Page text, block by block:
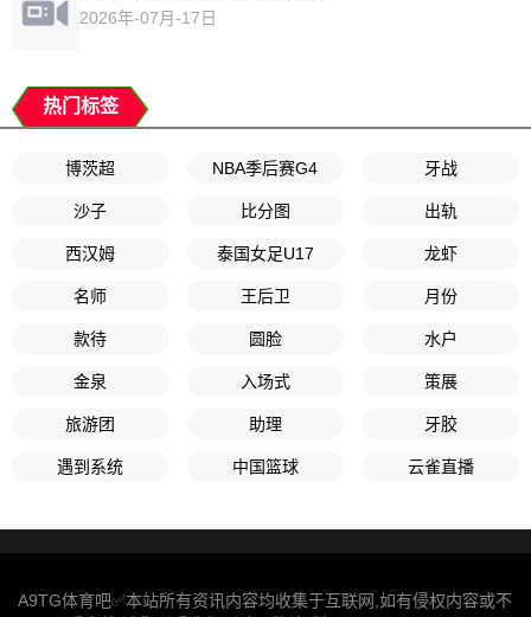
2026年-07月-17日
热门标签
博茨超 NBA季后赛G4 牙战
沙子 比分图 出轨
西汉姆 泰国女足U17 龙虾
名师 王后卫 月份
款待 圆脸 水户
金泉 入场式 策展
旅游团 助理 牙胶
遇到系统 中国篮球 云雀直播
A9TG体育吧✅本站所有资讯内容均收集于互联网,如有侵权内容或不